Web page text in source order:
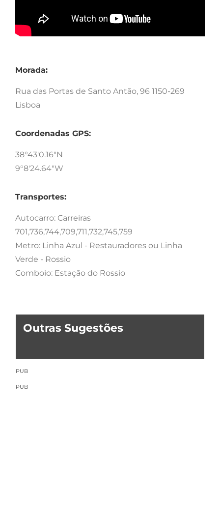
Morada:
Rua das Portas de Santo Antão, 96 1150-269
Lisboa
Coordenadas GPS:
38°43'0.16"N
9°8'24.64"W
Transportes:
Autocarro: Carreiras
701,736,744,709,711,732,745,759
Metro: Linha Azul - Restauradores ou Linha
Verde - Rossio
Comboio: Estação do Rossio
Outras Sugestões
PUB
PUB